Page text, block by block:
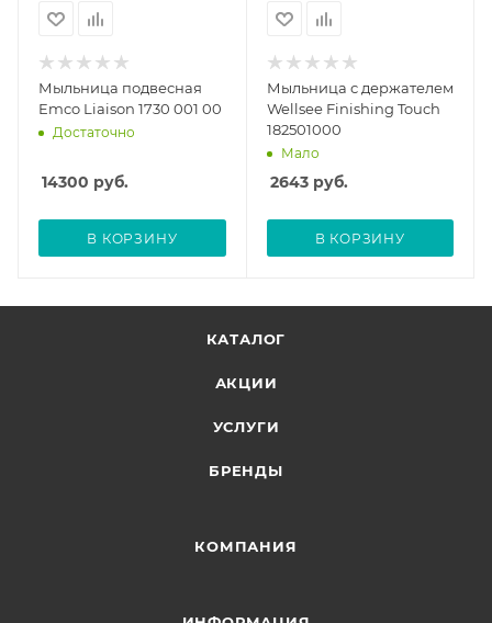
Мыльница подвесная
Emco Liaison 1730 001 00
Достаточно
14300 руб.
В КОРЗИНУ
Мыльница с держателем
Wellsee Finishing Touch
182501000
Мало
2643руб.
В КОРЗИНУ
КАТАЛОГ
АКЦИИ
УСЛУГИ
БРЕНДЫ
КОМПАНИЯ